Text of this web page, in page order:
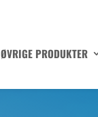
ØVRIGE PRODUKTER